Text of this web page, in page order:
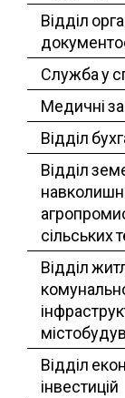
Відділ
Служба у
Медичні
Відділ
Відділ
сільських
Відділ
Відділ
інвестицій